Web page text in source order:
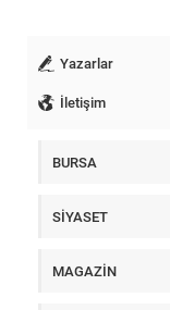
Yazarlar
İletişim
BURSA
SİYASET
MAGAZİN